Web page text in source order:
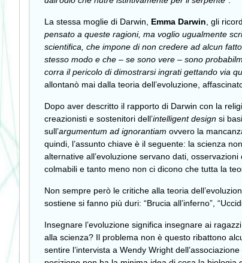
La stessa moglie di Darwin, Emma Darwin , gli
pensato a queste ragioni, ma voglio ugualmente
scientifica, che impone di non credere ad alcun
stesso modo e che – se sono vere – sono
corra il pericolo di dimostrarsi ingrati gettando via
allontanò mai dalla teoria dell’evoluzione,
Dopo aver descritto il rapporto di Darwin con la
creazionisti e sostenitori dell’intelligent design si
sull’argumentum ad ignorantiam ovvero la
quindi, l’assunto chiave è il seguente: la scienza
alternative all’evoluzione servano dati,
colmabili e tanto meno non ci dicono che tutta la
Non sempre però le critiche alla teoria
sostiene si fanno più duri: “Brucia all’inferno”,
Insegnare l’evoluzione significa insegnare ai
alla scienza? Il problema non è questo ribattono
sentire l’intervista a Wendy Wright dell’associazione